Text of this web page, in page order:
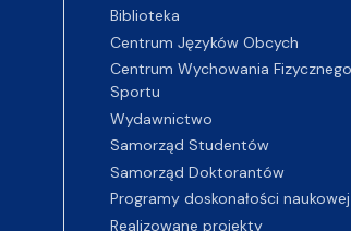
Biblioteka
Centrum Języków Obcych
Centrum Wychowania
Sportu
Wydawnictwo
Samorząd Studentów
Samorząd Doktorantów
Programy doskonałości naukowej
Realizowane projekty